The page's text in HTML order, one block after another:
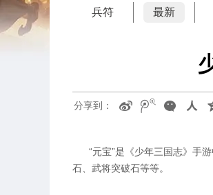
兵符 最新
分享到：
“元宝”是《少年三国志》手游
石、武将突破石等等。